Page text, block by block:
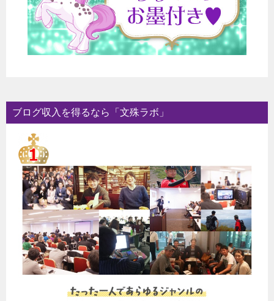
ブログ収入を得るなら「文殊ラボ」